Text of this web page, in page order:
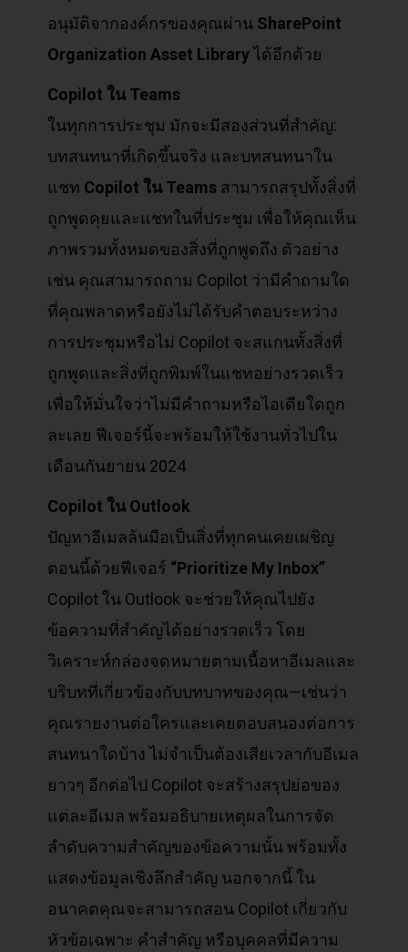
อนุมัติจากองค์กรของคุณผ่าน SharePoint
Organization Asset Libraryได้อีกด้วย
Copilot ใน Teams
ในทุกการประชุม มักจะมีสองส่วนที่สำคัญ:
บทสนทนาที่เกิดขึ้นจริง และบทสนทนาใน
แชท Copilot ใน Teams สามารถสรุปทั้งสิ่งที่
ถูกพูดคุยและแชทในที่ประชุม เพื่อให้คุณเห็น
ภาพรวมทั้งหมดของสิ่งที่ถูกพูดถึง ตัวอย่าง
เช่น คุณสามารถถาม Copilot ว่ามีคำถามใด
ที่คุณพลาดหรือยังไม่ได้รับคำตอบระหว่าง
การประชุมหรือไม่ Copilot จะสแกนทั้งสิ่งที่
ถูกพูดและสิ่งที่ถูกพิมพ์ในแชทอย่างรวดเร็ว
เพื่อให้มั่นใจว่าไม่มีคำถามหรือไอเดียใดถูก
ละเลย ฟีเจอร์นี้จะพร้อมให้ใช้งานทั่วไปใน
เดือนกันยายน 2024
Copilot ใน Outlook
ปัญหาอีเมลล้นมือเป็นสิ่งที่ทุกคนเคยเผชิญ
ตอนนี้ด้วยฟีเจอร์ “Prioritize My Inbox”
Copilot ใน Outlook จะช่วยให้คุณไปยัง
ข้อความที่สำคัญได้อย่างรวดเร็ว โดย
วิเคราะห์กล่องจดหมายตามเนื้อหาอีเมลและ
บริบทที่เกี่ยวข้องกับบทบาทของคุณ—เช่นว่า
คุณรายงานต่อใครและเคยตอบสนองต่อการ
สนทนาใดบ้าง ไม่จำเป็นต้องเสียเวลากับอีเมล
ยาวๆ อีกต่อไป Copilot จะสร้างสรุปย่อของ
แต่ละอีเมล พร้อมอธิบายเหตุผลในการจัด
ลำดับความสำคัญของข้อความนั้น พร้อมทั้ง
แสดงข้อมูลเชิงลึกสำคัญ นอกจากนี้ ใน
อนาคตคุณจะสามารถสอน Copilot เกี่ยวกับ
หัวข้อเฉพาะ คำสำคัญ หรือบุคคลที่มีความ